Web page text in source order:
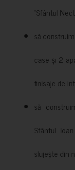
”Sfântul
să
case și 2
finisaje de
să
Sfântul
slujește din